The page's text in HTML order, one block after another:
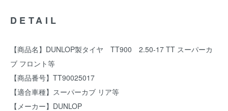
DETAIL
【商品名】DUNLOP製タイヤ TT900 2.50-17 TT スーパーカ
ブ フロント等
【商品番号】TT90025017
【適合車種】スーパーカブ リア等
【メーカー】DUNLOP